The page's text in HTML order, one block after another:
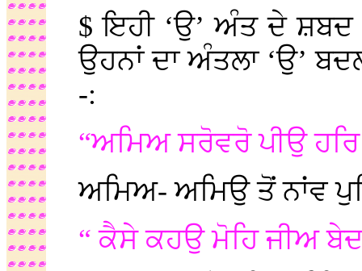
$ ਇਹੀ ‘ਉ’ ਅੰਤ ਦੇ
ਉਹਨਾਂ ਦਾ ਅੰਤਲਾ ‘ਉ’
-:
“ਅਮਿਅ ਸਰੋਵਰੋ ਪੀਉ ਹਰਿ
ਅਮਿਅ- ਅਮਿਉ ਤੋਂ ਨਾਂਵ
“ ਕੈਸੇ ਕਹਉ ਮੋਹਿ ਜੀਅ